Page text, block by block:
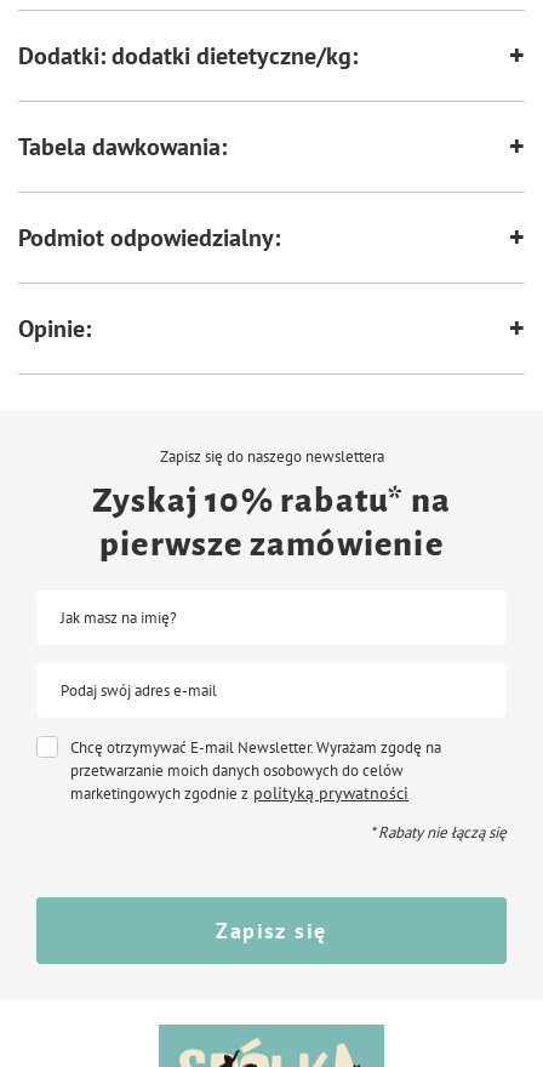
Dodatki: dodatki dietetyczne/kg:
Tabela dawkowania:
Podmiot odpowiedzialny:
Opinie:
Zapisz się do naszego newslettera
Zyskaj 10% rabatu* na
pierwsze zamówienie
Jak masz na imię?
Podaj swój adres e-mail
Chcę otrzymywać E-mail Newsletter. Wyrażam zgodę na
przetwarzanie moich danych osobowych do celów
marketingowych zgodnie z polityką prywatności
* Rabaty nie łączą się
Zapisz się